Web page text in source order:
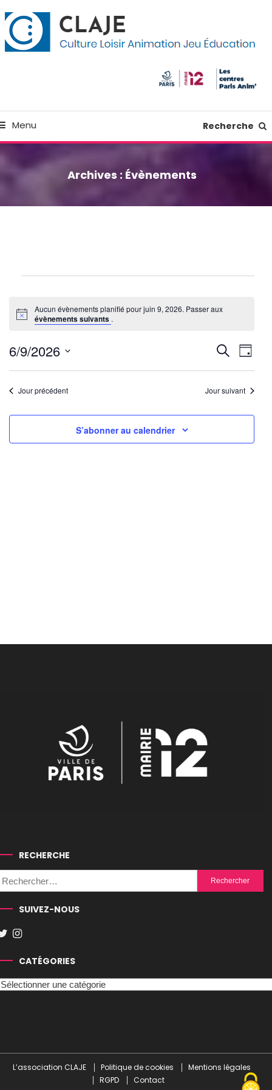
Menu Recherche
Archives : Évènements
juin
2026
Notice
Aucun évènements planifié pour juin 9, 2026. Passer aux
évènements suivants .
et
de
vues
Recherche
de
Jour
6/9/2026
Sélectionnez
uneJour précédent Jour suivant
S’abonner au calendrier
RECHERCHE
Rechercher :
SUIVEZ-NOUS
CATÉGORIES
L’association CLAJE Politique de cookies
Mentions légales
RGPD
Contact